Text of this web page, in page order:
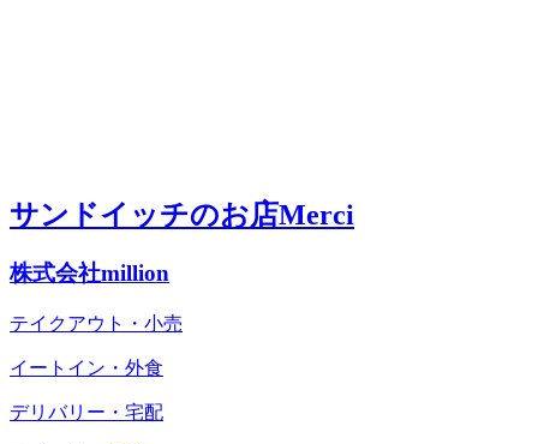
サンドイッチのお店Merci
株式会社million
テイクアウト・小売
イートイン・外食
デリバリー・宅配